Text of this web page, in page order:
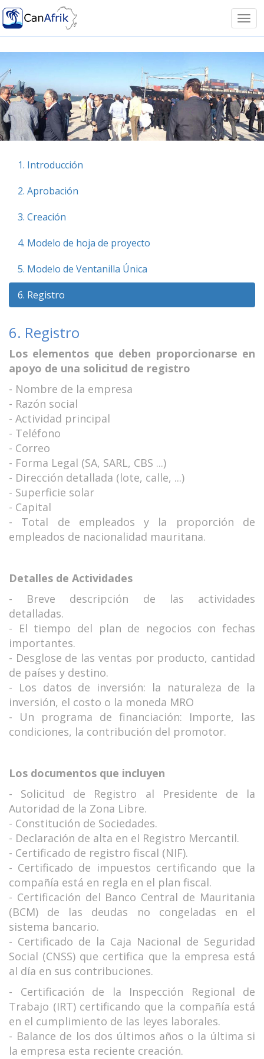
Notice: Undefined offset: -1 in
/homepages/41/d599293751/htdocs/canafrik/
on line 11
1. Introducción
2. Aprobación
3. Creación
4. Modelo de hoja de proyecto
5. Modelo de Ventanilla Única
6. Registro
6. Registro
Los elementos que deben proporcionarse en
apoyo de una solicitud de registro
- Nombre de la empresa
- Razón social
- Actividad principal
- Teléfono
- Correo
- Forma Legal (SA, SARL, CBS ...)
- Dirección detallada (lote, calle, ...)
- Superficie solar
- Capital
- Total de empleados y la proporción de
empleados de nacionalidad mauritana.
Detalles de Actividades
- Breve descripción de las actividades
detalladas.
- El tiempo del plan de negocios con fechas
importantes.
- Desglose de las ventas por producto, cantidad
de países y destino.
- Los datos de inversión: la naturaleza de la
inversión, el costo o la moneda MRO
- Un programa de financiación: Importe, las
condiciones, la contribución del promotor.
Los documentos que incluyen
- Solicitud de Registro al Presidente de la
Autoridad de la Zona Libre.
- Constitución de Sociedades.
- Declaración de alta en el Registro Mercantil.
- Certificado de registro fiscal (NIF).
- Certificado de impuestos certificando que la
compañía está en regla en el plan fiscal.
- Certificación del Banco Central de Mauritania
(BCM) de las deudas no congeladas en el
sistema bancario.
- Certificado de la Caja Nacional de Seguridad
Social (CNSS) que certifica que la empresa está
al día en sus contribuciones.
- Certificación de la Inspección Regional de
Trabajo (IRT) certificando que la compañía está
en el cumplimiento de las leyes laborales.
- Balance de los dos últimos años o la última si
la empresa esta reciente creación.